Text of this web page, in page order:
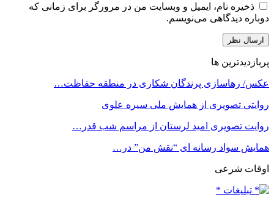
ذخیره نام، ایمیل و وبسایت من در مرورگر برای زمانی که
دوباره دیدگاهی می‌نویسم.
پربازدیدترین ها
عکس/ رهاسازی پرندگان شکاری در منطقه حفاظت…
روایتی تصویری از همایش ملی سیره علوی
روایت تصویری امید لرستان از مراسم شب قدر…
همایش سواد رسانه ای “نقش من” در…
اوقات شرعی